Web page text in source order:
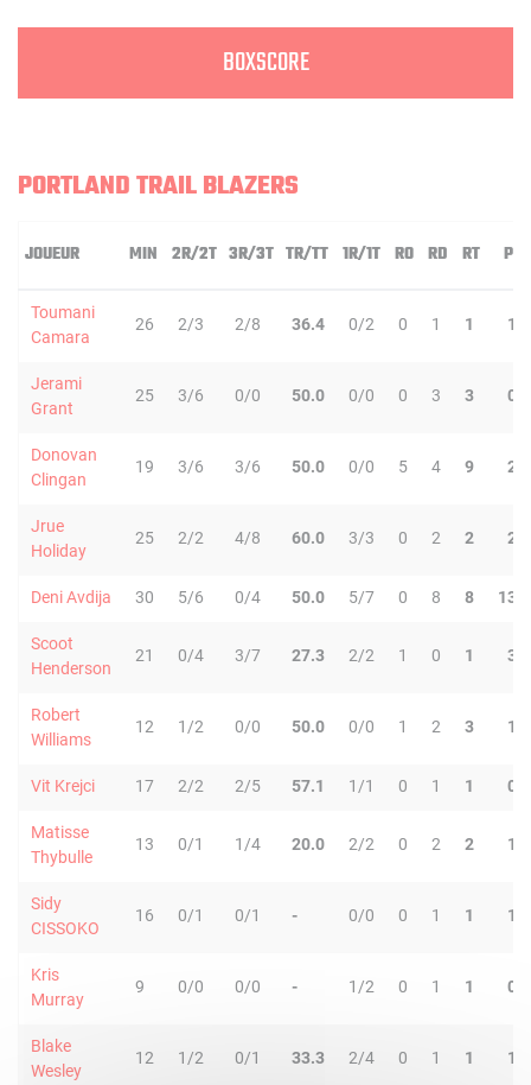
BOXSCORE
PORTLAND TRAIL BLAZERS
JOUEUR MIN 2R/2T 3R/3T TR/TT 1R/1T RO RD RT PD
Toumani
Camara
26 2/3 2/8 36.4 0/2 0 1 1 1
Jerami
Grant
25 3/6 0/0 50.0 0/0 0 3 3 0
Donovan
Clingan
19 3/6 3/6 50.0 0/0 5 4 9 2
Jrue
Holiday
25 2/2 4/8 60.0 3/3 0 2 2 2
Deni Avdija 30 5/6 0/4 50.0 5/7 0 8 8 13
Scoot
Henderson
21 0/4 3/7 27.3 2/2 1 0 1 3
Robert
Williams
12 1/2 0/0 50.0 0/0 1 2 3 1
Vit Krejci 17 2/2 2/5 57.1 1/1 0 1 1 0
Matisse
Thybulle
13 0/1 1/4 20.0 2/2 0 2 2 1
Sidy
CISSOKO
16 0/1 0/1 - 0/0 0 1 1 1
Kris
Murray
9 0/0 0/0 - 1/2 0 1 1 0
Blake
Wesley
12 1/2 0/1 33.3 2/4 0 1 1 1